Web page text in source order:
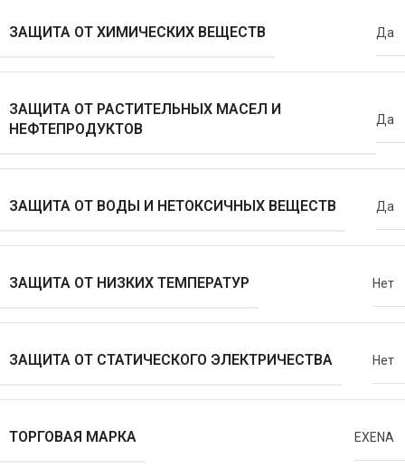
ЗАЩИТА ОТ ХИМИЧЕСКИХ ВЕЩЕСТВ Да
ЗАЩИТА ОТ РАСТИТЕЛЬНЫХ МАСЕЛ И
НЕФТЕПРОДУКТОВ
Да
ЗАЩИТА ОТ ВОДЫ И НЕТОКСИЧНЫХ ВЕЩЕСТВ Да
ЗАЩИТА ОТ НИЗКИХ ТЕМПЕРАТУР Нет
ЗАЩИТА ОТ СТАТИЧЕСКОГО ЭЛЕКТРИЧЕСТВА Нет
ТОРГОВАЯ МАРКА EXENA